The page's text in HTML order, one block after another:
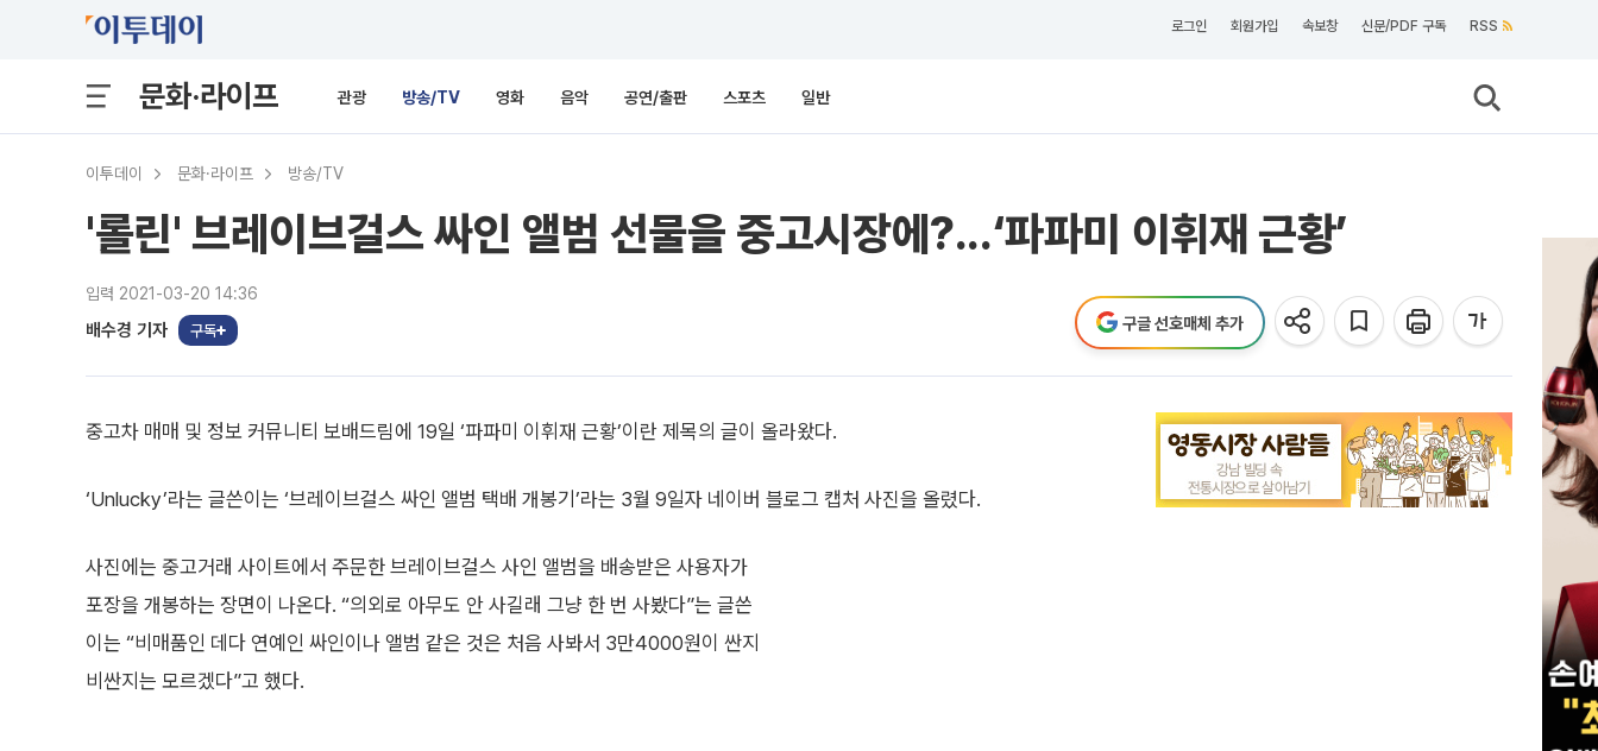
로그인 회원가입 속보창 신문/PDF 구독 RSS
문화·라이프 관광 방송/TV 영화 음악 공연/출판 스포츠 일반
이투데이 문화·라이프 방송/TV
'롤린' 브레이브걸스 싸인 앨범 선물을 중고시장에?...‘파파미 이휘재 근황’
입력 2021-03-20 14:36
배수경 기자 구독 구글 선호매체 추가
중고차 매매 및 정보 커뮤니티 보배드림에 19일 ‘파파미 이휘재 근황’이란 제목의 글이 올라왔다.
‘Unlucky’라는 글쓴이는 ‘브레이브걸스 싸인 앨범 택배 개봉기’라는 3월 9일자 네이버 블로그 캡처 사진을 올렸다.
사진에는 중고거래 사이트에서 주문한 브레이브걸스 사인 앨범을 배송받은 사용자가
포장을 개봉하는 장면이 나온다. “의외로 아무도 안 사길래 그냥 한 번 사봤다”는 글쓴
이는 “비매품인 데다 연예인 싸인이나 앨범 같은 것은 처음 사봐서 3만4000원이 싼지
비싼지는 모르겠다”고 했다.